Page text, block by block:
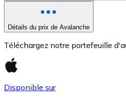
Détails du prix de Avalanche
Téléchargez notre portefeuille
Disponible sur